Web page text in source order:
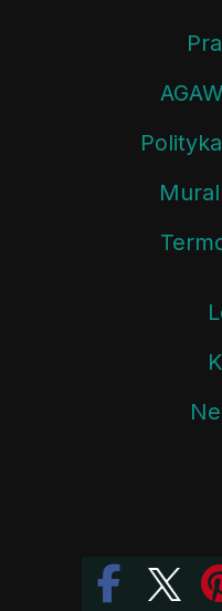
Mural